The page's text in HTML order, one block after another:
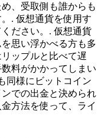
、受取側も誰からも
. 仮想通貨を使用す
ださい。. 仮想通貨
思い浮かべる方も多
ップルと比べて遅
料がかかってしまい
同様にビットコイン
での出金と決められ
方法を使って、ライ